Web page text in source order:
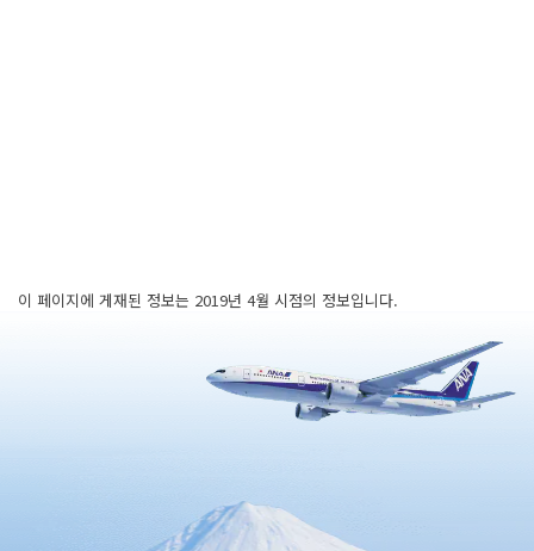
이 페이지에 게재된 정보는 2019년 4월 시점의 정보입니다.